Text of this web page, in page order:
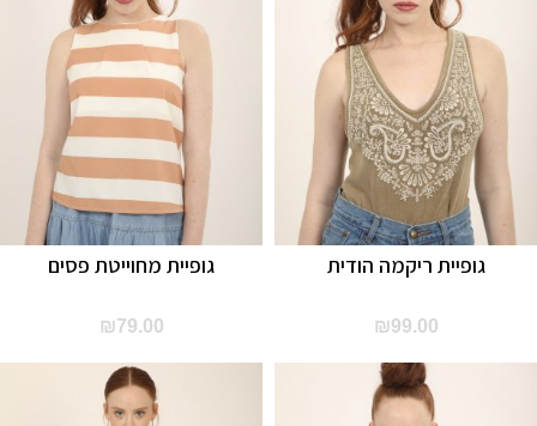
גופיית מחוייטת פסים
₪79.00
גופיית ריקמה הודית
₪99.00